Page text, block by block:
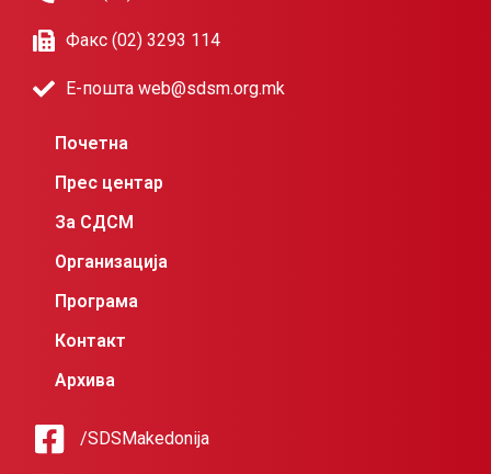
Факс (02) 3293 114
Е-пошта web@sdsm.org.mk
Почетна
Прес центар
За СДСМ
Организација
Програма
Контакт
Архива
/SDSMakedonija